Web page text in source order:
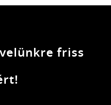
friss